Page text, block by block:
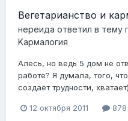
Вегетарианство и
нереида ответил в тему
Kармалогия
Алесь, но ведь 5 дом не
работе? Я думала, того,
создаёт трудности, хватает)
12 октября 2011